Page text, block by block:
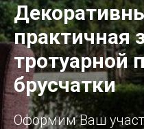
практичная
тротуарной
брусчатки
Оформим Ваш